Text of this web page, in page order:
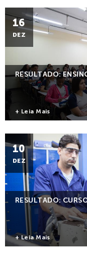
16
DEZ
RESULTADO:
+ Leia Mais
10
DEZ
RESULTADO:
+ Leia Mais